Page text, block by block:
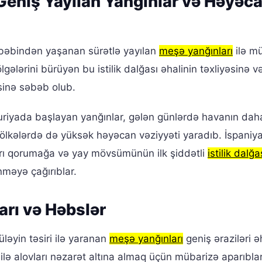
yaşanan sürətlə yayılan meşə yanğınları ilə
bürüyən bu istilik dalğası əhalinin təxliyəsinə
səbəb olub.
başlayan yanğınlar, gələn günlərdə havanın
də yüksək həyəcan vəziyyəti yaradıb.
qorumağa və yay mövsümünün ilk şiddətli istilik
çağırıblar.
və Həbslər
təsiri ilə yaranan meşə yanğınları geniş əraziləri
alovları nəzarət altına almaq üçün mübarizə